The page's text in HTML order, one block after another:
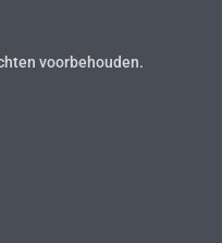
voorbehouden.